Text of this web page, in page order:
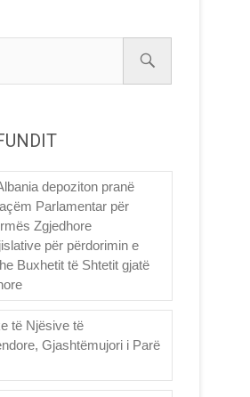
depoziton pranë
Parlamentar për
Zgjedhore
për përdorimin e
Buxhetit të Shtetit gjatë
të Njësive të
Gjashtëmujori i Parë